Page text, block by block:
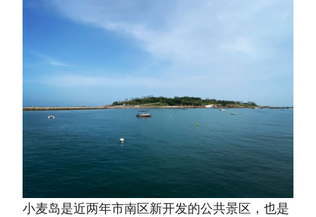
小麦岛是近两年市南区新开发的公共景区，也是